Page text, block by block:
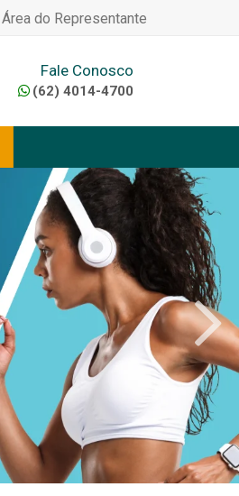
Área do Representante
Fale Conosco
(62) 4014-4700